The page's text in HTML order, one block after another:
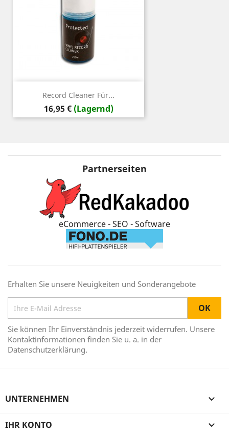
Record Cleaner Für...
Preis
16,95 € (Lagernd)
Partnerseiten
eCommerce - SEO - Software
Erhalten Sie unsere Neuigkeiten und Sonderangebote
Sie können Ihr Einverständnis jederzeit widerrufen. Unsere
Kontaktinformationen finden Sie u. a. in der
Datenschutzerklärung.
UNTERNEHMEN 
IHR KONTO 